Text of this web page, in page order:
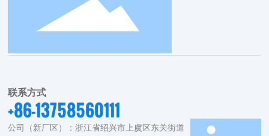
联系方式
+86-13758560111
公司（新厂区）：浙江省绍兴市上虞区东关街道